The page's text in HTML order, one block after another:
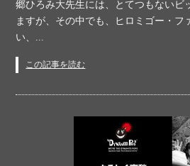
郷ひろみ大先生には、とてつもないビ
ますが、その中でも、ヒロミゴー・フ
い、...
この記事を読む